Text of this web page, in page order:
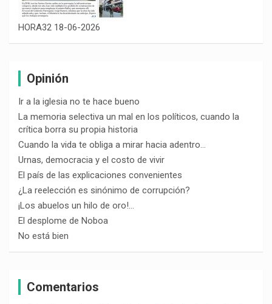
HORA32 18-06-2026
Opinión
Ir a la iglesia no te hace bueno
La memoria selectiva un mal en los políticos, cuando la
crítica borra su propia historia
Cuando la vida te obliga a mirar hacia adentro…
Urnas, democracia y el costo de vivir
El país de las explicaciones convenientes
¿La reelección es sinónimo de corrupción?
¡Los abuelos un hilo de oro!…
El desplome de Noboa
No está bien
Comentarios